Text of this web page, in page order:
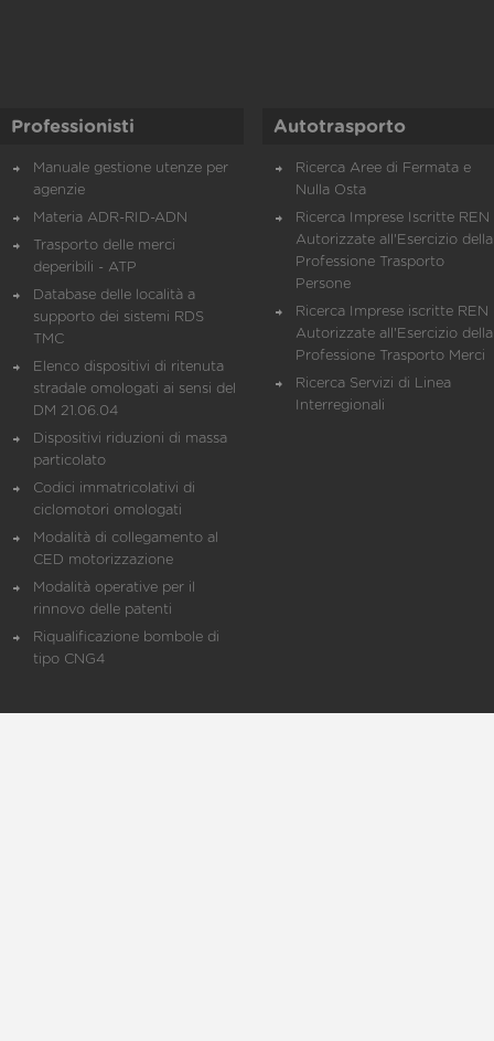
Professionisti
Manuale gestione utenze per
agenzie
Materia ADR-RID-ADN
Trasporto delle merci
deperibili - ATP
Database delle località a
supporto dei sistemi RDS
TMC
Elenco dispositivi di ritenuta
stradale omologati ai sensi del
DM 21.06.04
Dispositivi riduzioni di massa
particolato
Codici immatricolativi di
ciclomotori omologati
Modalità di collegamento al
CED motorizzazione
Modalità operative per il
rinnovo delle patenti
Riqualificazione bombole di
tipo CNG4
Autotrasporto
Ricerca Aree di Fermata e
Nulla Osta
Ricerca Imprese Iscritte REN
Autorizzate all'Esercizio della
Professione Trasporto
Persone
Ricerca Imprese iscritte REN
Autorizzate all'Esercizio della
Professione Trasporto Merci
Ricerca Servizi di Linea
Interregionali